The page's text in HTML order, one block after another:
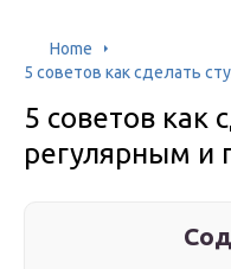
Home
5 советов как сделать
5 советов как
регулярным и